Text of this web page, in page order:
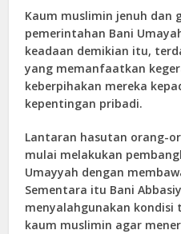
Kaum muslimin jenuh dan
pemerintahan Bani
keadaan demikian itu,
yang memanfaatkan
keberpihakan mereka
kepentingan pribadi.
Lantaran hasutan orang-
mulai melakukan
Umayyah dengan
Sementara itu Bani
menyalahgunakan kondisi
kaum muslimin agar